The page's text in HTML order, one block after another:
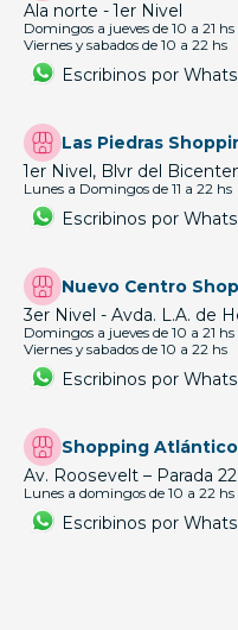
Ala norte - 1er Nivel
Domingos a jueves de 10 a 21 hs
Viernes y sabados de 10 a 22 hs
Escribinos por
Las Piedras
1er Nivel, Blvr del
Lunes a Domingos de 11 a 22 hs
Escribinos por
Nuevo Centro
3er Nivel - Avda. L.A. de
Domingos a jueves de 10 a 21 hs
Viernes y sabados de 10 a 22 hs
Escribinos por
Shopping
Av. Roosevelt – Parada
Lunes a domingos de 10 a 22 hs
Escribinos por